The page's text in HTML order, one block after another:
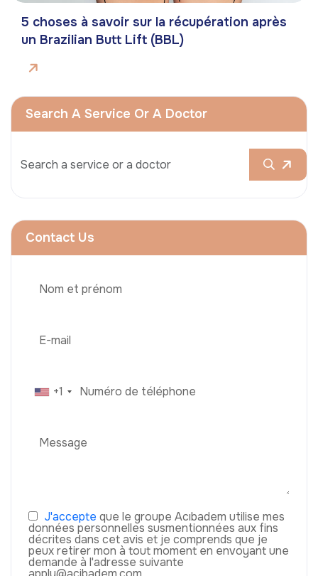
5 choses à savoir sur la récupération après
un Brazilian Butt Lift (BBL)
Search A Service Or A Doctor
Contact Us
+1
J'accepte que le groupe Acıbadem utilise mes
données personnelles susmentionnées aux fins
décrites dans cet avis et je comprends que je
peux retirer mon à tout moment en envoyant une
demande à l'adresse suivante